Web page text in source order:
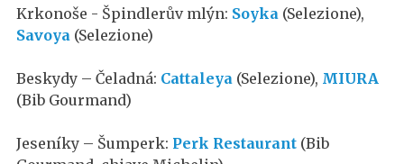
Krkonoše - Špindlerův mlýn: Soyka (Selezione),
Savoya (Selezione)
Beskydy – Čeladná: Cattaleya (Selezione), MIURA
(Bib Gourmand)
Jeseníky – Šumperk: Perk Restaurant (Bib